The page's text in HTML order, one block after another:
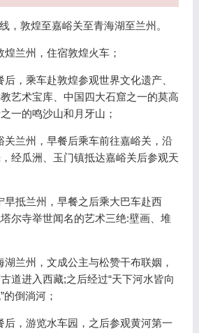
敦煌至嘉峪关至青海湖至兰州。
兰州，住宿敦煌火车；
，乘车赴敦煌参观世界文化遗产、
艺术宝库、中国四大石窟之一的莫高
一的鸣沙山和月牙山；
兰州，早餐后乘车前往嘉峪关，沿
经瓜洲、玉门镇抵达嘉峪关后参观天
抵兰州，早餐之后乘大巴车赴西
尔寺举世闻名的艺术三绝:壁画、堆
兰州，文成公主与松赞干布联姻，
道进入西藏;之后经过“天下河水皆向
倒淌河；
，游览水车园，之后参观黄河第一